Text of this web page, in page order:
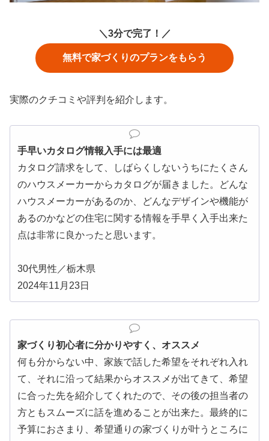
＼3分で完了！／
無料で家づくりのプランをもらう
実際のクチコミや評判を紹介します。
手早いカタログ情報入手には最適
カタログ請求をして、しばらくしないうちにたくさん
のハウスメーカーからカタログが届きました。どんな
ハウスメーカーがあるのか、どんなデザインや機能が
あるのかなどの住宅に関する情報を手早く入手出来た
点は非常に良かったと思います。
30代男性／栃木県
2024年11月23日
家づくり初心者に分かりやすく、オススメ
何も分からない中、家族で話した希望をそれぞれ入れ
て、それに沿って結果からオススメが出てきて、希望
に合った先を紹介してくれたので、その後の担当者の
方ともスムーズに話を進めることが出来た。最終的に
予算におさまり、希望通りの家づくりが叶うところに